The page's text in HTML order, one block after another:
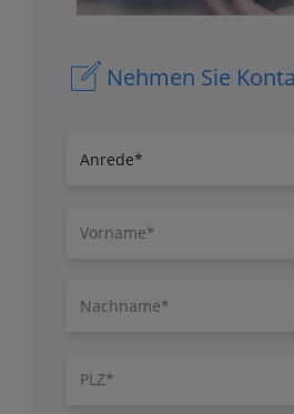
Nehmen Sie
Anrede
Vorname
Nachname
PLZ